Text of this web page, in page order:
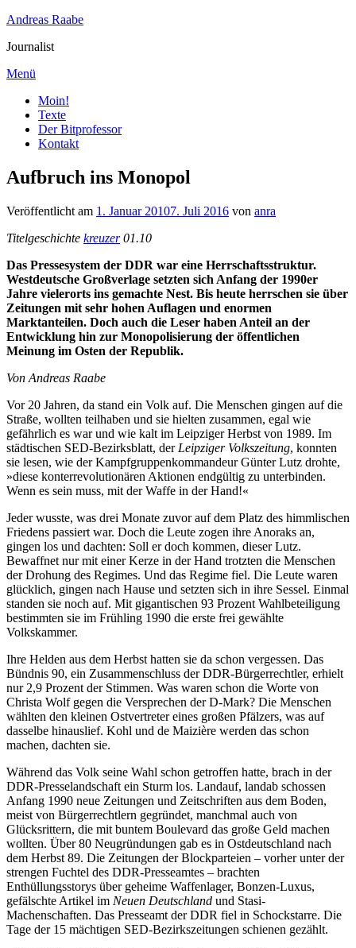
Zum
springen
Andreas Raabe
Journalist
Menü
Moin!
Texte
Der Bitprofessor
Kontakt
Aufbruch ins Monopol
Veröffentlicht am 1. Januar 20107. Juli 2016 von anra
Titelgeschichte kreuzer01.10
Das Pressesystem der DDR war eine Herrschaftsstruktur.
Westdeutsche Großverlage setzten sich Anfang der 1990er
Jahre vielerorts ins gemachte Nest. Bis heute herrschen sie über
Zeitungen mit sehr hohen Auflagen und enormen
Marktanteilen. Doch auch die Leser haben Anteil an der
Entwicklung hin zur Monopolisierung der öffentlichen
Meinung im Osten der Republik.
Von Andreas Raabe
Vor 20 Jahren, da stand ein Volk auf. Die Menschen gingen auf die
Straße, wollten teilhaben und sie hielten zusammen, egal wie
gefährlich es war und wie kalt im Leipziger Herbst von 1989. Im
städtischen SED-Bezirksblatt, der Leipziger Volkszeitung, konnten
sie lesen, wie der Kampfgruppenkommandeur Günter Lutz drohte,
»diese konterrevolutionären Aktionen endgültig zu unterbinden.
Wenn es sein muss, mit der Waffe in der Hand!«
Jeder wusste, was drei Monate zuvor auf dem Platz des himmlischen
Friedens passiert war. Doch die Leute zogen ihre Anoraks an,
gingen los und dachten: Soll er doch kommen, dieser Lutz.
Bewaffnet nur mit einer Kerze in der Hand trotzten die Menschen
der Drohung des Regimes. Und das Regime fiel. Die Leute waren
glücklich, gingen nach Hause und setzten sich in ihre Sessel. Einmal
standen sie noch auf. Mit gigantischen 93 Prozent Wahlbeteiligung
bestimmten sie im Frühling 1990 die erste frei gewählte
Volkskammer.
Ihre Helden aus dem Herbst hatten sie da schon vergessen. Das
Bündnis 90, ein Zusammenschluss der DDR-Bürgerrechtler, erhielt
nur 2,9 Prozent der Stimmen. Was waren schon die Worte von
Christa Wolf gegen die Versprechen der D-Mark? Die Menschen
wählten den kleinen Ostvertreter eines großen Pfälzers, was auf
dasselbe hinauslief. Kohl und de Maizière werden das schon
machen, dachten sie.
Während das Volk seine Wahl schon getroffen hatte, brach in der
DDR-Presselandschaft ein Sturm los. Landauf, landab schossen
Anfang 1990 neue Zeitungen und Zeitschriften aus dem Boden,
meist von Bürgerrechtlern gegründet, manchmal auch von
Glücksrittern, die mit buntem Boulevard das große Geld machen
wollten. Über 80 Neugründungen gab es in Ostdeutschland nach
dem Herbst 89. Die Zeitungen der Blockparteien – vorher unter der
strengen Fuchtel des DDR-Presseamtes – brachten
Enthüllungsstorys über geheime Waffenlager, Bonzen-Luxus,
gefälschte Artikel im Neuen Deutschland und Stasi-
Machenschaften. Das Presseamt der DDR fiel in Schockstarre. Die
Tage der 15 mächtigen SED-Bezirkszeitungen schienen gezählt.